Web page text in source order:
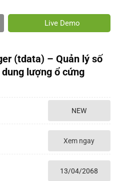
Live Demo
(tdata) – Quản lý số
lượng ổ cứng
NEW
Xem ngay
13/04/2068